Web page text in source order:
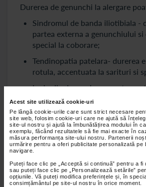
Acest site utilizează cookie-uri
Pe lângă cookie-urile care sunt strict necesare
site web, folosim cookie-uri care ne ajută să
site-ul nostru și ajută la îmbunătățirea modului în
exemplu, făcând rezultatele să fie mai exacte în
măsura performanța site-ului nostru. Partenerii
urmărire pentru a oferi publicitate personalizată pe
navigare.
Puteți face clic pe „Acceptă si continuă” pentru a
sau puteți face clic pe „Personalizează setările”
opțiunile. Vă puteți modifica preferințele și, în
consimțământul pe site-ul nostru în orice moment.
Durerea de genunchi la alergare
Sindromul de banda iliotibiala -
partea externa a genunchiului
special la coborare;
Tendinopatia patelara- durerea
rotula, accentuata la sarituri si
Leziunile de menisc - acestea
pocnituri dureroase si senzatie
agata;
Artroza- declanseaza durere
limitarea mobilitatii.
Luand in calcul toate aceste
de genunchi la alergare este
alergatorului. Autodiagnosticarea